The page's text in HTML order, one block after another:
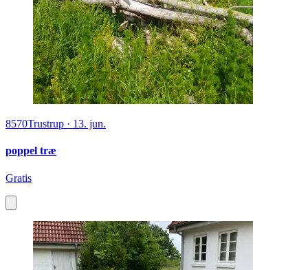
8570Trustrup · 13. jun.
poppel træ
Gratis